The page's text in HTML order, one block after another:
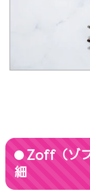
Zoff（ゾ
細